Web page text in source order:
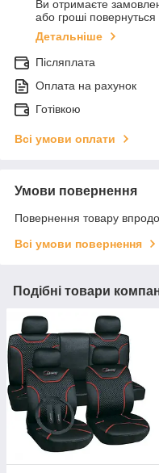
Ви отримаєте
або гроші
Детальніше
Післяплата
Оплата на рахунок
Готівкою
Всі умови оплати
Умови повернення
Повернення товару
Всі умови повернення
Подібні товари